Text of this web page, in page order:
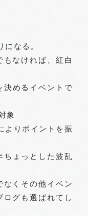
になる。
なければ、紅白
決めるイベントで
象
よりポイントを振
ちょっとした波乱
なくその他イベン
ログも選ばれてし